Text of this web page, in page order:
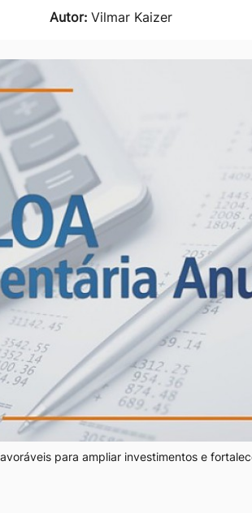
Autor: Vilmar Kaizer
para ampliar investimentos e